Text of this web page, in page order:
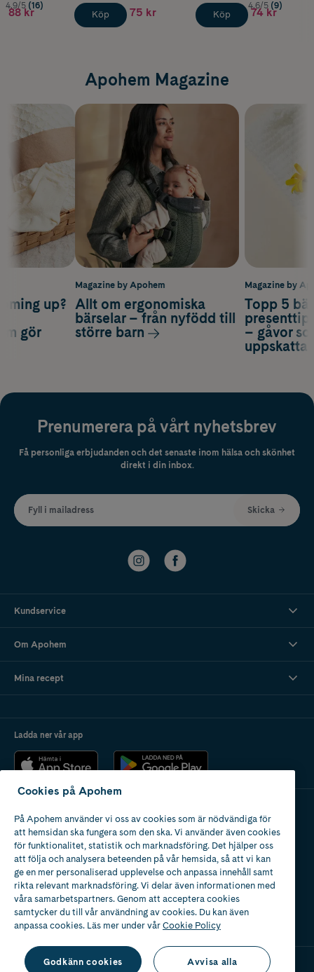
4.9/5 (16)
88 kr Köp 75 kr Köp
4.6/5 (9)
74 kr
Apohem Magazine
Magazine by
Topp 5
– gåvor
up?
gör
Magazine by Apohem
Allt om ergonomiska
bärselar – från nyfödd till
större barn
Prenumerera på vårt nyhetsbrev
Få personliga erbjudanden och det senaste inom hälsa och skönhet
direkt i din inbox.
Fyll i mailadress Skicka
Kundservice
Om Apohem
Mina recept
Ladda ner vår app
Apotek med tillstånd
av Läkemedelsverket
2024
Cookies på Apohem
På Apohem använder vi oss av cookies som är nödvändiga för
att hemsidan ska fungera som den ska. Vi använder även cookies
för funktionalitet, statistik och marknadsföring. Det hjälper oss
att följa och analysera beteenden på vår hemsida, så att vi kan
ge en mer personaliserad upplevelse och anpassa innehåll samt
rikta relevant marknadsföring. Vi delar även informationen med
våra samarbetspartners. Genom att acceptera cookies
samtycker du till vår användning av cookies. Du kan även
anpassa cookies. Läs mer under vårCookie Policy
Godkänn cookies Avvisa alla